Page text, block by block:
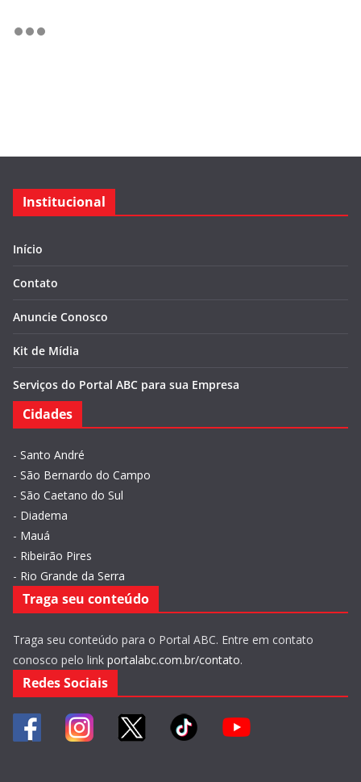
Institucional
Início
Contato
Anuncie Conosco
Kit de Mídia
Serviços do Portal ABC para sua Empresa
Cidades
- Santo André
- São Bernardo do Campo
- São Caetano do Sul
- Diadema
- Mauá
- Ribeirão Pires
- Rio Grande da Serra
Traga seu conteúdo
Traga seu conteúdo para o Portal ABC. Entre em contato
conosco pelo link portalabc.com.br/contato.
Redes Sociais